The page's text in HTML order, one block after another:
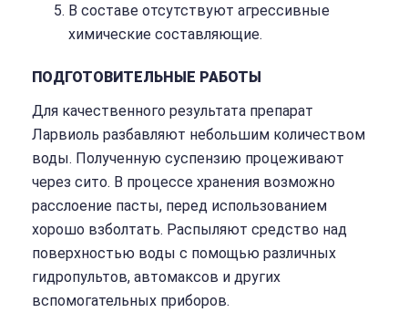
В составе отсутствуют агрессивные
химические составляющие.
ПОДГОТОВИТЕЛЬНЫЕ РАБОТЫ
Для качественного результата препарат
Ларвиоль разбавляют небольшим количеством
воды. Полученную суспензию процеживают
через сито. В процессе хранения возможно
расслоение пасты, перед использованием
хорошо взболтать. Распыляют средство над
поверхностью воды с помощью различных
гидропультов, автомаксов и других
вспомогательных приборов.